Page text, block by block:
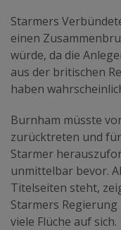
Starmers
einen
würde, da die
aus der britischen
haben
Burnham müsste
zurücktreten und
Starmer
unmittelbar bevor.
Titelseiten steht,
Starmers
viele Flüche auf sich.